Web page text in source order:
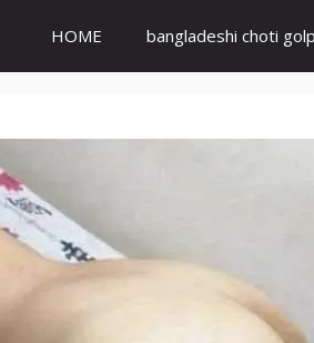
HOME bangladeshi choti